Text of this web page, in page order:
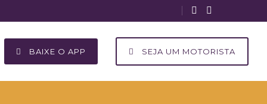
BAIXE O APP SEJA UM MOTORISTA